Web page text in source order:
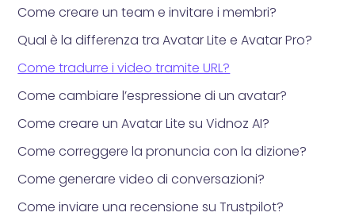
Come creare un team e invitare i membri?
Qual è la differenza tra Avatar Lite e Avatar Pro?
Come tradurre i video tramite URL?
Come cambiare l’espressione di un avatar?
Come creare un Avatar Lite su Vidnoz AI?
Come correggere la pronuncia con la dizione?
Come generare video di conversazioni?
Come inviare una recensione su Trustpilot?